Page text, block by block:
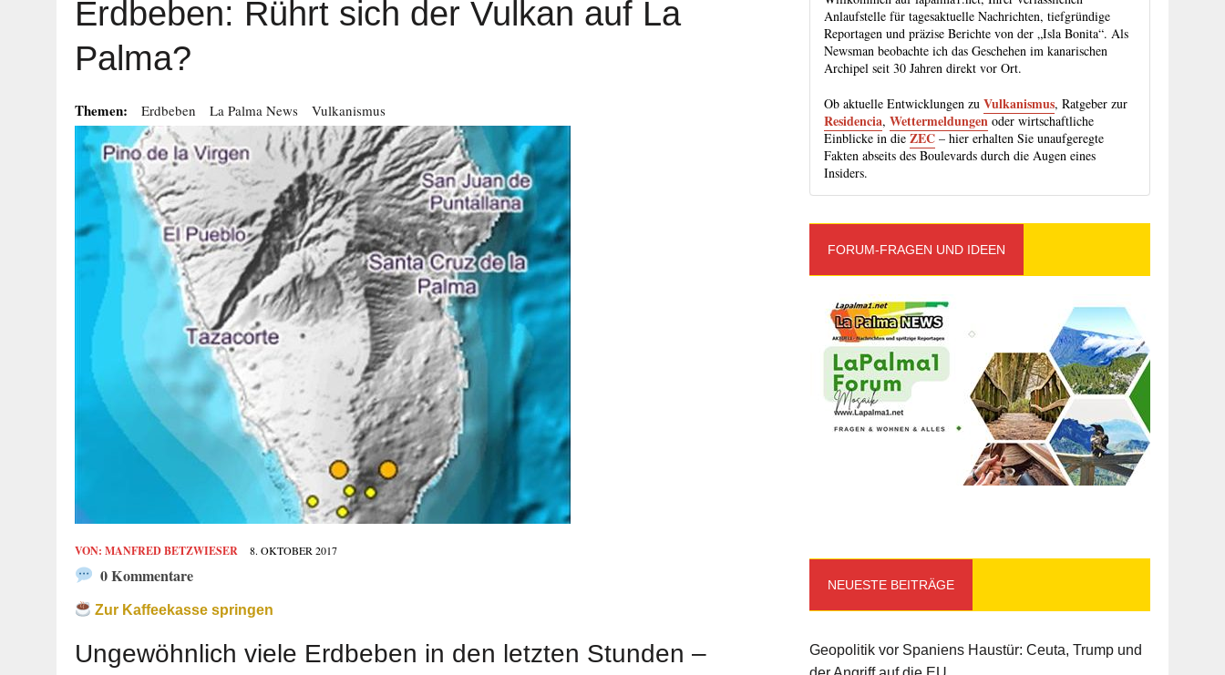
Erdbeben: Rührt sich der Vulkan auf La
Palma?
Themen: Erdbeben La Palma News Vulkanismus
VON: MANFRED BETZWIESER 8. OKTOBER 2017
0 Kommentare
Zur Kaffeekasse springen
Ungewöhnlich viele Erdbeben in den letzten Stunden –
Anlaufstelle für tagesaktuelle Nachrichten, tiefgründige
Reportagen und präzise Berichte von der „Isla Bonita“. Als
Newsman beobachte ich das Geschehen im kanarischen
Archipel seit 30 Jahren direkt vor Ort.
Ob aktuelle Entwicklungen zuVulkanismus, Ratgeber zur
Residencia,Wettermeldungen oder wirtschaftliche
Einblicke in dieZEC – hier erhalten Sie unaufgeregte
Fakten abseits des Boulevards durch die Augen eines
Insiders.
FORUM-FRAGEN UND IDEEN
NEUESTE BEITRÄGE
Geopolitik vor Spaniens Haustür: Ceuta, Trump und